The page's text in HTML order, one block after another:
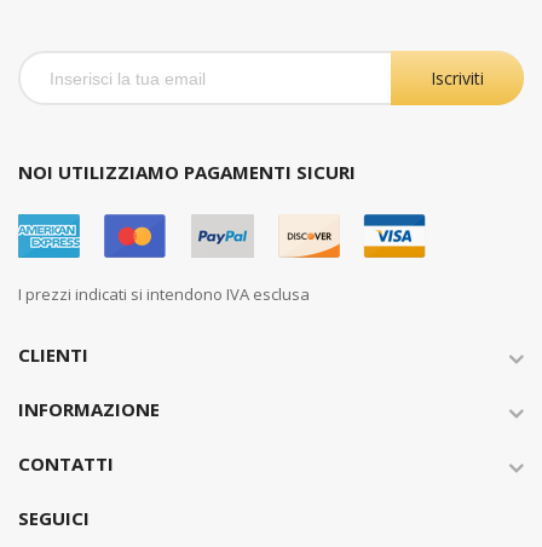
Iscriviti
NOI UTILIZZIAMO PAGAMENTI SICURI
I prezzi indicati si intendono IVA esclusa
CLIENTI
INFORMAZIONE
CONTATTI
SEGUICI